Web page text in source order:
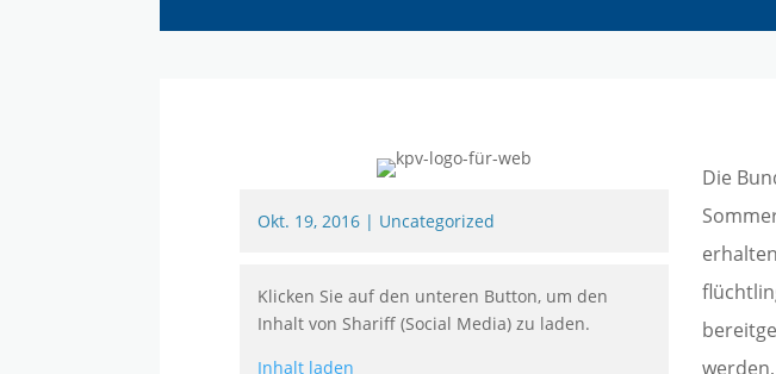
Okt. 19, 2016 | Uncategorized
Klicken Sie auf den unteren Button, um den
Inhalt von Shariff (Social Media) zu laden.
Inhalt laden
Die